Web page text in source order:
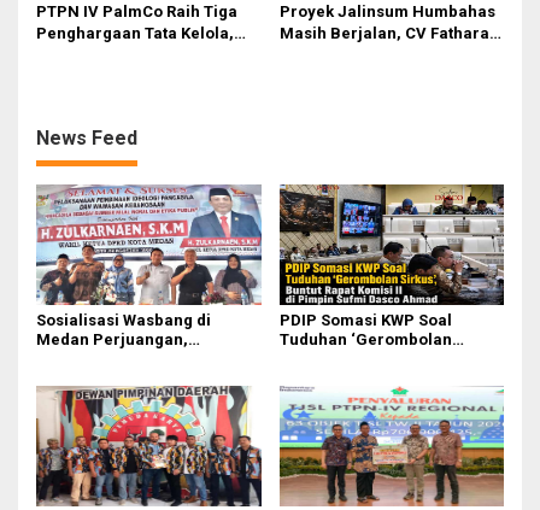
PTPN IV PalmCo Raih Tiga
Penghargaan Tata Kelola,
Proyek Jalinsum Humbahas
Masih Berjalan, CV Fathara
News Feed
Sosialisasi Wasbang di
Medan Perjuangan,
Anak
PDIP Somasi KWP Soal
Tuduhan ‘Gerombolan
Ahmad